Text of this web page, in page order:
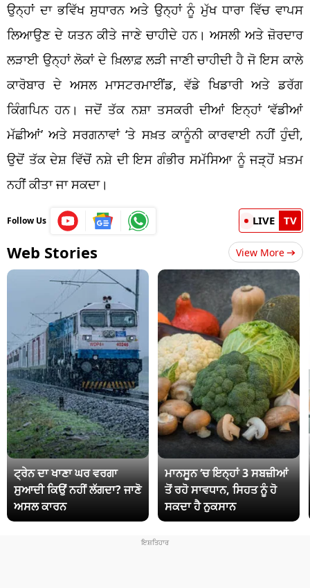
ਉਨ੍ਹਾਂ ਦਾ ਭਵਿੱਖ ਸੁਧਾਰਨ ਅਤੇ ਉਨ੍ਹਾਂ ਨੂੰ ਮੁੱਖ ਧਾਰਾ ਵਿੱਚ ਵਾਪਸ
ਲਿਆਉਣ ਦੇ ਯਤਨ ਕੀਤੇ ਜਾਣੇ ਚਾਹੀਦੇ ਹਨ। ਅਸਲੀ ਅਤੇ ਜ਼ੋਰਦਾਰ
ਲੜਾਈ ਉਨ੍ਹਾਂ ਲੋਕਾਂ ਦੇ ਖ਼ਿਲਾਫ਼ ਲੜੀ ਜਾਣੀ ਚਾਹੀਦੀ ਹੈ ਜੋ ਇਸ ਕਾਲੇ
ਕਾਰੋਬਾਰ ਦੇ ਅਸਲ ਮਾਸਟਰਮਾਈਂਡ, ਵੱਡੇ ਖਿਡਾਰੀ ਅਤੇ ਡਰੱਗ
ਕਿੰਗਪਿਨ ਹਨ। ਜਦੋਂ ਤੱਕ ਨਸ਼ਾ ਤਸਕਰੀ ਦੀਆਂ ਇਨ੍ਹਾਂ ‘ਵੱਡੀਆਂ
ਮੱਛੀਆਂ’ ਅਤੇ ਸਰਗਨਾਵਾਂ ‘ਤੇ ਸਖ਼ਤ ਕਾਨੂੰਨੀ ਕਾਰਵਾਈ ਨਹੀਂ ਹੁੰਦੀ,
ਉਦੋਂ ਤੱਕ ਦੇਸ਼ ਵਿੱਚੋਂ ਨਸ਼ੇ ਦੀ ਇਸ ਗੰਭੀਰ ਸਮੱਸਿਆ ਨੂੰ ਜੜ੍ਹੋਂ ਖ਼ਤਮ
ਨਹੀਂ ਕੀਤਾ ਜਾ ਸਕਦਾ।
Follow Us LIVE TV
Web Stories View More
ਟ੍ਰੇਨ ਦਾ ਖਾਣਾ ਘਰ ਵਰਗਾ
ਸੁਆਦੀ ਕਿਉਂ ਨਹੀਂ ਲੱਗਦਾ? ਜਾਣੋ
ਅਸਲ ਕਾਰਨ
ਮਾਨਸੂਨ ‘ਚ ਇਨ੍ਹਾਂ 3 ਸਬਜ਼ੀਆਂ
ਤੋਂ ਰਹੋ ਸਾਵਧਾਨ, ਸਿਹਤ ਨੂੰ ਹੋ
ਸਕਦਾ ਹੈ ਨੁਕਸਾਨ